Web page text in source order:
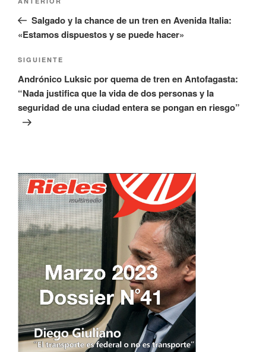
entradas
anterior:
Salgado y la chance de un tren en Avenida Italia:
«Estamos dispuestos y se puede hacer»
Siguiente
entrada
SIGUIENTE
Andrónico Luksic por quema de tren en Antofagasta:
“Nada justifica que la vida de dos personas y la
seguridad de una ciudad entera se pongan en riesgo”